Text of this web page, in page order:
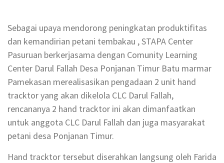
Sebagai upaya mendorong peningkatan produktifitas
dan kemandirian petani tembakau , STAPA Center
Pasuruan berkerjasama dengan Comunity Learning
Center Darul Fallah Desa Ponjanan Timur Batu marmar
Pamekasan merealisasikan pengadaan 2 unit hand
tracktor yang akan dikelola CLC Darul Fallah,
rencananya 2 hand tracktor ini akan dimanfaatkan
untuk anggota CLC Darul Fallah dan juga masyarakat
petani desa Ponjanan Timur.
Hand tracktor tersebut diserahkan langsung oleh Farida